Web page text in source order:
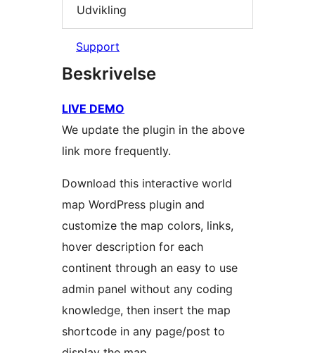
Udvikling
Support
Beskrivelse
LIVE DEMO
We update the plugin in the above
link more frequently.
Download this interactive world
map WordPress plugin and
customize the map colors, links,
hover description for each
continent through an easy to use
admin panel without any coding
knowledge, then insert the map
shortcode in any page/post to